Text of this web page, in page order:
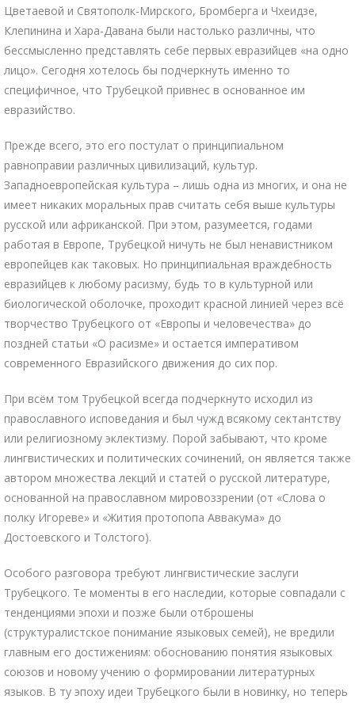
Цветаевой и Святополк-Мирского, Бромберга и Чхеидзе,
Клепинина и Хара-Давана были настолько различны, что
бессмысленно представлять себе первых евразийцев «на одно
лицо». Сегодня хотелось бы подчеркнуть именно то
специфичное, что Трубецкой привнес в основанное им
евразийство.
Прежде всего, это его постулат о принципиальном
равноправии различных цивилизаций, культур.
Западноевропейская культура – лишь одна из многих, и она не
имеет никаких моральных прав считать себя выше культуры
русской или африканской. При этом, разумеется, годами
работая в Европе, Трубецкой ничуть не был ненавистником
европейцев как таковых. Но принципиальная враждебность
евразийцев к любому расизму, будь то в культурной или
биологической оболочке, проходит красной линией через всё
творчество Трубецкого от «Европы и человечества» до
поздней статьи «О расизме» и остается императивом
современного Евразийского движения до сих пор.
При всём том Трубецкой всегда подчеркнуто исходил из
православного исповедания и был чужд всякому сектантству
или религиозному эклектизму. Порой забывают, что кроме
лингвистических и политических сочинений, он является также
автором множества лекций и статей о русской литературе,
основанной на православном мировоззрении (от «Слова о
полку Игореве» и «Жития протопопа Аввакума» до
Достоевского и Толстого).
Особого разговора требуют лингвистические заслуги
Трубецкого. Те моменты в его наследии, которые совпадали с
тенденциями эпохи и позже были отброшены
(структуралистское понимание языковых семей), не вредили
главным его достижениям: обоснованию понятия языковых
союзов и новому учению о формировании литературных
языков. В ту эпоху идеи Трубецкого были в новинку, но теперь